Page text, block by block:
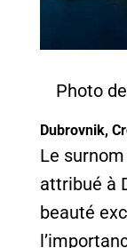
Photo de
Dubrovnik,
Le surnom
attribué à
beauté